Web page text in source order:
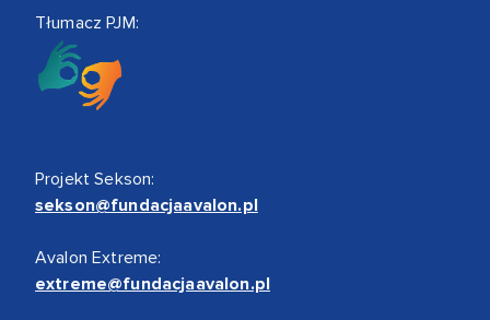
Tłumacz PJM:
Projekt Sekson:
sekson@fundacjaavalon.pl
Avalon Extreme:
extreme@fundacjaavalon.pl